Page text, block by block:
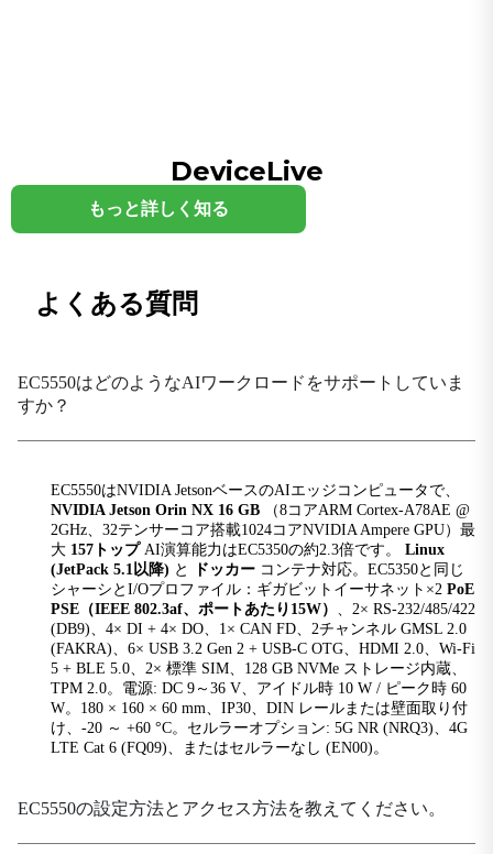
ラム
8GB（EC5350）／16GB（EC5550）
オーディオ
ブルートゥース
BLE5.0
ボタン
できる
1×CAN FD
イーサネットポート
2×10/100/1000Mbps、PoE PSE 15W（ポートあたり）
拡張インターフェース
1×M.2 B-Key (LTE/5G) 1×M.2 E-Key (Wi-Fi/BT) M.2
NVMe M-Key 2280
GMSL
2チャンネルGMSL2.0（FAKRA）
対応（セルラーモジュールが必要）
HDMI
DeviceLive
もっと詳しく知る
よくある質問
EC5550はどのようなAIワークロードをサポートしていま
すか？
EC5550はNVIDIA JetsonベースのAIエッジコンピュータで、
NVIDIA Jetson Orin NX 16 GB （8コアARM Cortex-A78AE @
2GHz、32テンサーコア搭載1024コアNVIDIA Ampere GPU）最
大 157トップAI演算能力はEC5350の約2.3倍です。 Linux
(JetPack 5.1以降) と ドッカー コンテナ対応。EC5350と同じ
シャーシとI/Oプロファイル：ギガビットイーサネット×2 PoE
PSE（IEEE 802.3af、ポートあたり15W）
、2× RS-232/485/422
(DB9)、4× DI + 4× DO、1× CAN FD、2チャンネル GMSL 2.0
(FAKRA)、6× USB 3.2 Gen 2 + USB-C OTG、HDMI 2.0、Wi-Fi
5 + BLE 5.0、2× 標準 SIM、128 GB NVMe ストレージ内蔵、
TPM 2.0。電源: DC 9～36 V、アイドル時 10 W / ピーク時 60
W。180 × 160 × 60 mm、IP30、DIN レールまたは壁面取り付
け、-20 ～ +60 °C。セルラーオプション: 5G NR (NRQ3)、4G
LTE Cat 6 (FQ09)、またはセルラーなし (EN00)。
EC5550の設定方法とアクセス方法を教えてください。